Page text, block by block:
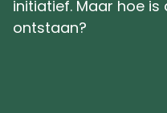
initiatief. Maar hoe
ontstaan?